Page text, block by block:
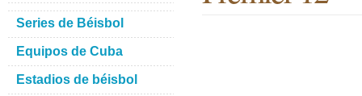
Series de Béisbol
Equipos de Cuba
Estadios de béisbol